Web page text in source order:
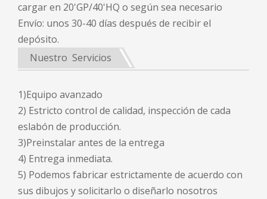
cargar en 20'GP/40'HQ o según sea necesario
Envío: unos 30-40 días después de recibir el
depósito.
Nuestro Servicios
1)Equipo avanzado
2) Estricto control de calidad, inspección de cada
eslabón de producción.
3)Preinstalar antes de la entrega
4) Entrega inmediata.
5) Podemos fabricar estrictamente de acuerdo con
sus dibujos y solicitarlo o diseñarlo nosotros